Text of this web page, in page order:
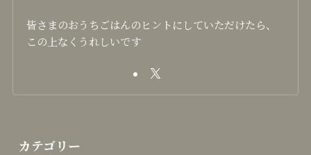
皆さまのおうちごはんのヒントにしていただけたら、
この上なくうれしいです
カテゴリー